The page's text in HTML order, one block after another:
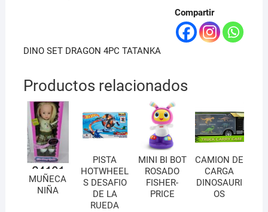
Compartir
DINO SET DRAGON 4PC TATANKA
Productos relacionados
MUÑECA
NIÑA
PISTA
HOTWHEEL
S DESAFIO
DE LA
RUEDA
MINI BI BOT
ROSADO
FISHER-
PRICE
CAMION DE
CARGA
DINOSAURI
OS